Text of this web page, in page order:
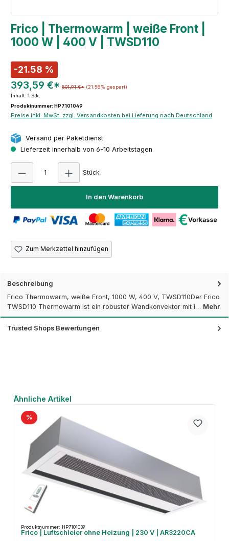
Frico | Thermowarm | weiße Front |
1000 W | 400 V | TWSD110
-21.58 %
393,59 €* 501,91 €* (21.58% gespart)
Inhalt: 1 Stk.
Produktnummer: HP7101049
Preise inkl. MwSt. zzgl. Versandkosten bei Lieferung nach Deutschland
Versand per Paketdienst
Lieferzeit innerhalb von 6-10 Arbeitstagen
Stück
In den Warenkorb
Zum Merkzettel hinzufügen
Beschreibung
Frico Thermowarm, weiße Front, 1000 W, 400 V, TWSD110Der Frico
TWSD110 Thermowarm ist ein robuster Wandkonvektor mit i… Mehr
Trusted Shops Bewertungen
Produktgalerie überspringen
Ähnliche Artikel
%
Produktnummer: HP7101039
Frico | Luftschleier ohne Heizung | 230 V | AR3220CA